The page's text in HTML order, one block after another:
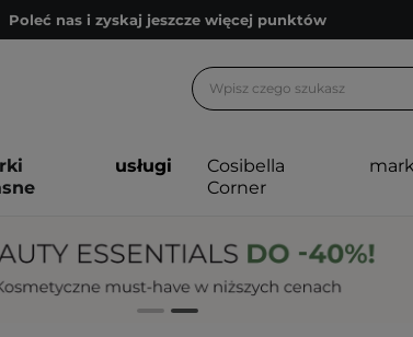
Poleć nas i zyskaj jeszcze więcej punktów
Bezpłatne konsultacje kosmetologiczne
Poleć nas i zyskaj jeszcze więcej punktów
usługi
Cosibella
Corner